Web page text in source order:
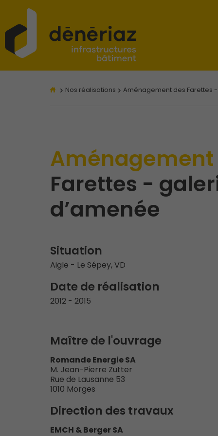
Nos réalisations Aménagement des Farettes
Aménagement
Farettes -
d’amenée
Situation
Aigle - Le Sépey, VD
Date de réalisation
2012 - 2015
Maître de l'ouvrage
Romande Energie SA
M. Jean-Pierre Zutter
Rue de Lausanne 53
1010 Morges
Direction des travaux
EMCH & Berger SA